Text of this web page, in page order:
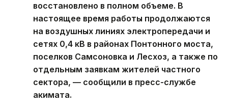
восстановлено в полном объеме. В
настоящее время работы продолжаются
на воздушных линиях электропередачи и
сетях 0,4 кВ в районах Понтонного моста,
поселков Самсоновка и Лесхоз, а также по
отдельным заявкам жителей частного
сектора, — сообщили в пресс-службе
акимата.